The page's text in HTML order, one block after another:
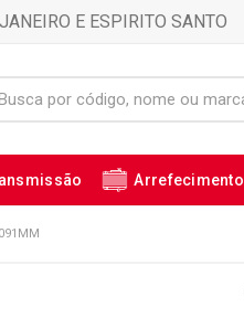
E ESPIRITO SANTO
Arrefecimento